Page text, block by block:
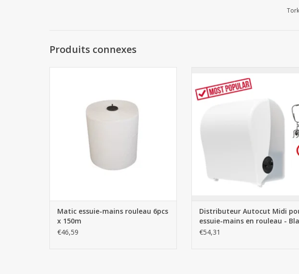
Tork
Produits connexes
Matic essuie-mains rouleau 6pcs
x 150m
€46,59
mains en rouleau - Blanc
AJOUTER AU PANIER
Distributeur Autocut Midi
essuie-mains en rouleau -
€54,31